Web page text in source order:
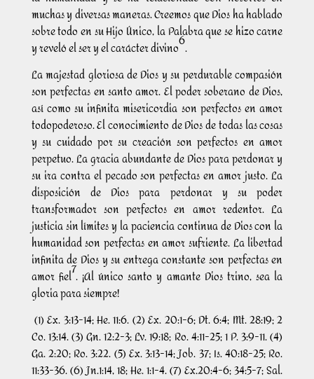
muchas y diversas maneras. Creemos que Dios ha hablado
sobre todo en su Hijo Único, la Palabra que se hizo carne
y reveló el ser y el carácter divino6.
La majestad gloriosa de Dios y su perdurable compasión
son perfectas en santo amor. El poder soberano de Dios,
así como su infinita misericordia son perfectos en amor
todopoderoso. El conocimiento de Dios de todas las cosas
y su cuidado por su creación son perfectos en amor
perpetuo. La gracia abundante de Dios para perdonar y
su ira contra el pecado son perfectas en amor justo. La
disposición de Dios para perdonar y su poder
transformador son perfectos en amor redentor. La
justicia sin límites y la paciencia continua de Dios con la
humanidad son perfectas en amor sufriente. La libertad
infinita de Dios y su entrega constante son perfectas en
amor fiel7. ¡Al único santo y amante Dios trino, sea la
gloria para siempre!
(1) Ex. 3:13-14; He. 11:6. (2) Ex. 20:1-6; Dt. 6:4; Mt. 28:19; 2
Co. 13:14. (3) Gn. 12:2-3; Lv. 19:18; Ro. 4:11-25; 1 P. 3:9-11. (4)
Ga. 2:20; Ro. 3:22. (5) Ex. 3:13-14; Job. 37; Is. 40:18-25; Ro.
11:33-36. (6) Jn.1:14, 18; He. 1:1-4. (7) Ex.20:4-6; 34:5-7; Sal.